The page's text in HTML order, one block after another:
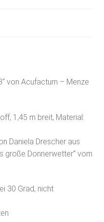
von Acufactum – Menze
1,45 m breit, Material:
Daniela Drescher aus
große Donnerwetter“ vom
30 Grad, nicht